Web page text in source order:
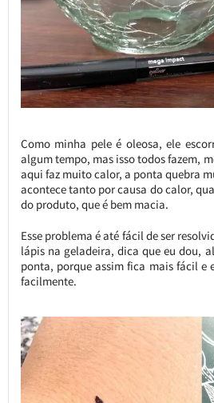
Como minha pele é oleosa, ele
algum tempo, mas isso todos fazem,
aqui faz muito calor, a ponta quebra
acontece tanto por causa do calor,
do produto, que é bem macia.
Esse problema é até fácil de ser
lápis na geladeira, dica que eu dou,
ponta, porque assim fica mais fácil e
facilmente.